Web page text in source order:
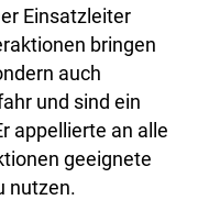
Einsatzleiter
bringen
auch
und sind ein
appellierte an alle
geeignete
nutzen.